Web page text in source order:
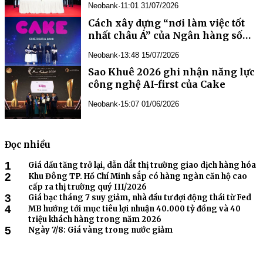
doanh chuyển đổi số
Neobank·11:01 31/07/2026
Cách xây dựng “nơi làm việc tốt
nhất châu Á” của Ngân hàng số
Neobank·13:48 15/07/2026
Sao Khuê 2026 ghi nhận năng lực
công nghệ AI-first của Cake
Neobank·15:07 01/06/2026
Đọc nhiều
1 Giá dầu tăng trở lại, dẫn dắt thị trường giao dịch hàng hóa
2
Khu Đông TP. Hồ Chí Minh sắp có hàng ngàn căn hộ cao
cấp ra thị trường quý III/2026
3 Giá bạc tháng 7 suy giảm, nhà đầu tư đợi động thái từ Fed
4
MB hướng tới mục tiêu lợi nhuận 40.000 tỷ đồng và 40
triệu khách hàng trong năm 2026
5 Ngày 7/8: Giá vàng trong nước giảm